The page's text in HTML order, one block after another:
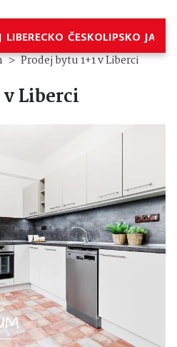
LIBERECKO ČESKOLIPSKO
v Liberci –
Prodej bytu 1+1 v Liberci
v Liberci